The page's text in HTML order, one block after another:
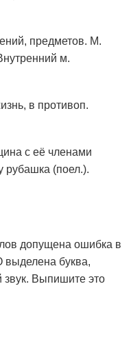
предметов. М.
м.
в противоп.
с её членами
рубашка (поел.).
допущена ошибка в
буква,
Выпишите это